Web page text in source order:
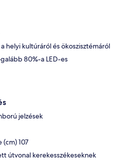
helyi kultúráról és ökoszisztémáról
80%-a LED-es
jelzések
(cm) 107
útvonal kerekesszékeseknek